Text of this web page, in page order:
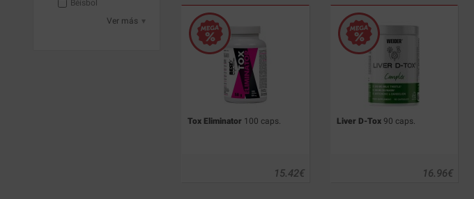
Béisbol
Ver más
Tox Eliminator 100 caps.
€
15.42
Liver D-Tox90 caps.
€
16.96